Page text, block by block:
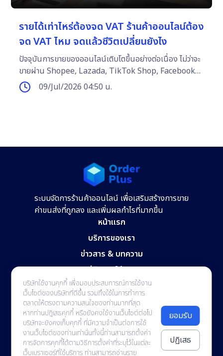
รายได้เท่าไหร่ต้องจด VAT ร้านค้าออนไลน์ต้อง
จด VAT ไหม จดแล้วชีวิตเปลี่ยนยังไง
ปัจจุบันการขายของออนไลน์เติบโตขึ้นอย่างต่อเนื่อง ไม่ว่าจะ
ขายผ่าน Shopee, Lazada, TikTok Shop, Facebook
หรือ LINE หลายร้านเริ่มมียอดขายหลักแสนหรือหลักล้านต่อปี
09/Jul/2026 04:50 น.
บริษัทใช้งานคุกกี้ เพื่อมอบประสบการณ์การใช้งาน
เว็บไซต์ของบริษัทที่ดีขึ้น รวมถึงใช้ในการทำการ
ตลาดให้ตรงตามความสนใจของท่านมากที่สุด
หากท่านปฎิเสธคุกกี้ หรือยังคงใช้งานเว็บไซต์ต่อไป
บริษัทจะยังคงเก็บคุกกี้ ที่มีความจำเป็นต่อการใช้
งานเว็บไซต์ของท่านเท่านั่นทั้งนี้ท่านสามารถตั้งค่า
การจัดการคุกกี้ได้ตามวิธีการตั้งค่าที่ระบุไว้ในแต่ละ
เว็บเบราเซอร์ที่ใช้บริการ ท่านสามารถอ่านราย
ยอมรับ
ปฏิเสธ
ระบบจัดการร้านค้าออนไลน์ เพื่อเสริมสร้างการขาย
ค่าขนส่งที่ถูกลง และเพิ่มผลกำไรที่มากขึ้น
หน้าแรก
บริการของเรา
ข่าวสาร & บทความ
คู่มือการใช้งาน
ติดต่อเรา
Room V3/20, StarWork Building 87/9
Thung Hotel Road, Wat Ket,
Mueang Chiang Mai, Chiang Mai, Thailand 50000
contact@orderplus.me
02-114-7287